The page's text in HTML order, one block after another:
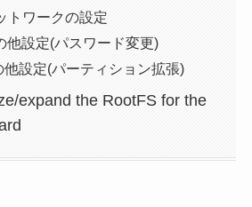
トワークの設定
他設定(パスワード変更)
他設定(パーティション拡張)
expand the RootFS for the